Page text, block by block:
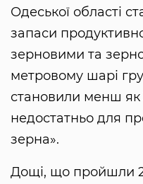
Одеської області
запаси
зерновими та
метровому шарі
становили менш
недостатньо для
зерна».
Дощі, що пройшли